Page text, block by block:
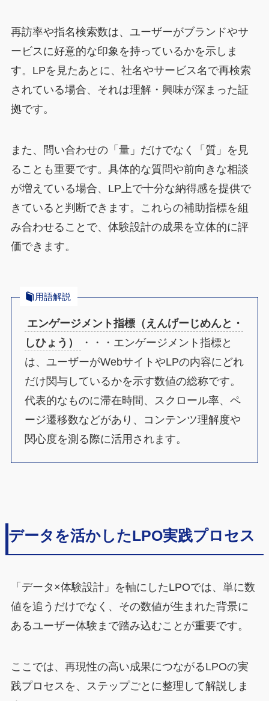
再訪率や指名検索数は、ユーザーがブランドやサ
ービスに好意的な印象を持っているかを示しま
す。LPを見たあとに、社名やサービス名で再検索
されている場合、それは理解・興味が深まった証
拠です。
また、問い合わせの「量」だけでなく「質」を見
ることも重要です。具体的な質問や前向きな相談
が増えている場合、LP上で十分な納得感を提供で
きていると判断できます。これらの補助指標を組
み合わせることで、体験設計の成果を立体的に評
価できます。
用語解説
エンゲージメント指標（えんげーじめんと・
しひょう）
・・・エンゲージメント指標と
は、ユーザーがWebサイトやLPの内容にどれ
だけ関与しているかを示す数値の総称です。
代表的なものに滞在時間、スクロール率、ペ
ージ遷移数などがあり、コンテンツ理解度や
関心度を測る際に活用されます。
データを活かしたLPO実践プロセス
「データ×体験設計」を軸にしたLPOでは、単に数
値を追うだけでなく、その数値が生まれた背景に
あるユーザー体験まで踏み込むことが重要です。
ここでは、再現性の高い成果につながるLPOの実
践プロセスを、ステップごとに整理して解説しま